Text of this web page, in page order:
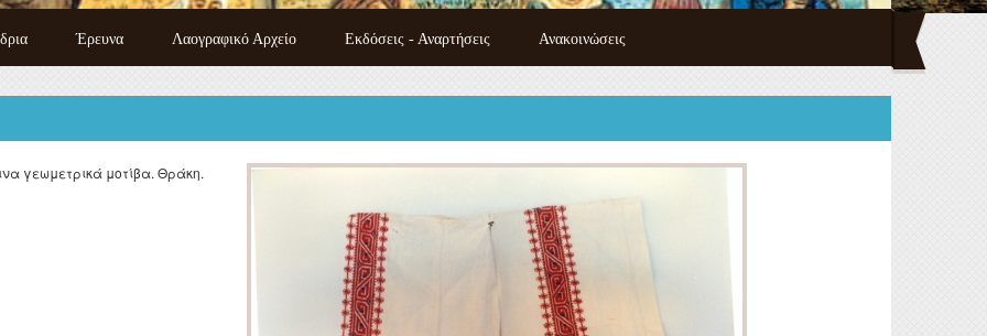
Έρευνα Λαογραφικό Αρχείο
Κατάλογος χειρογράφων
Εκδόσεις - Αναρτήσεις
Εκδόσεις των μελών του
Συνεδρίων και Ημερίδων
Βιβλιογραφία
Ανακοινώσεις
γεωμετρικά μοτίβα. Θράκη.